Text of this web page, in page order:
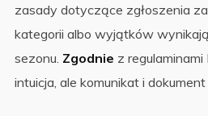
zasady dotyczące zgłoszenia
kategorii albo wyjątków
sezonu. Zgodnie z
intuicja, ale komunikat i dokument